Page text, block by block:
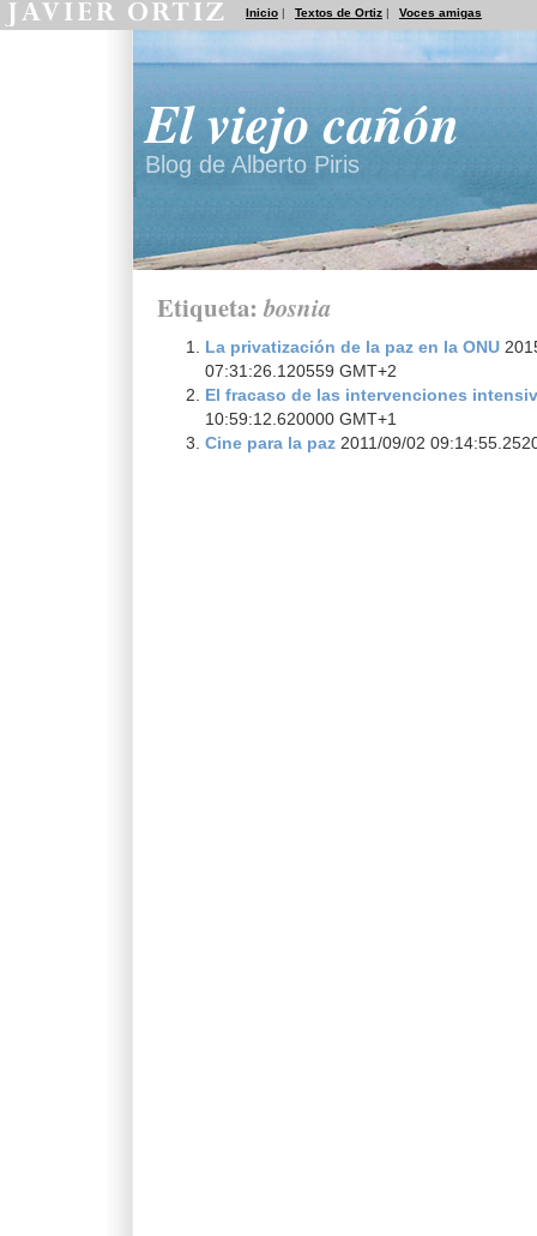
Inicio | Textos de Ortiz | Voces amigas
El viejo cañón
Blog de Alberto Piris
Etiqueta: bosnia
La privatización de la paz en la ONU
07:31:26.120559 GMT+2
El fracaso de las intervenciones
10:59:12.620000 GMT+1
Cine para la paz 2011/09/02